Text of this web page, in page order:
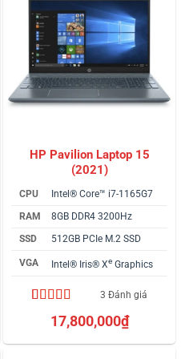
HP Pavilion Laptop 15
(2021)
CPU
Intel® Core™ i7-1165G7
RAM
8GB DDR4 3200Hz
SSD
512GB PCIe M.2 SSD
VGA Intel® Iris® Xe Graphics
4.67trên 5
dựa trên
3 Đánh giá
17,800,000₫